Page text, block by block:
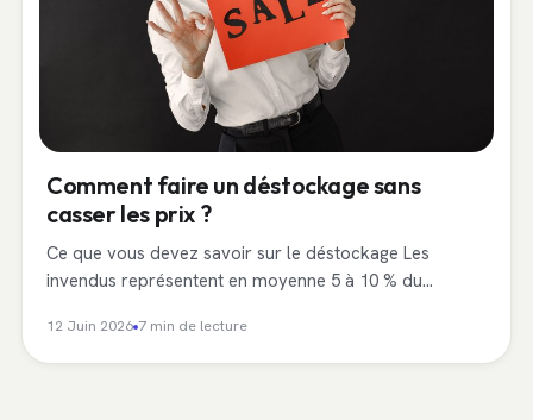
Comment faire un déstockage sans
casser les prix ?
Ce que vous devez savoir sur le déstockage Les
invendus représentent en moyenne 5 à 10 % du…
12 Juin 2026 7 min de lecture